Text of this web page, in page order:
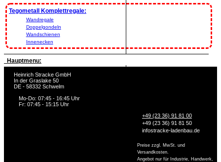
Tegometall Komplettregale:
Wandregale
Doppelgondeln
Wandschienen
Innenecken
Hauptmenu:
Heinrich Stracke GmbH
In der Graslake 50
DE - 58332 Schwelm
Mo-Do: 07:45 - 16:45 Uhr
Fr: 07:45 - 15:15 Uhr
+49 (23 36) 91 81 00
+49 (23 36) 91 81 50
infostracke-ladenbau.de
Preise zzgl. MwSt. und
Versandkosten.
Angebot nur für Industrie, Handwerk,